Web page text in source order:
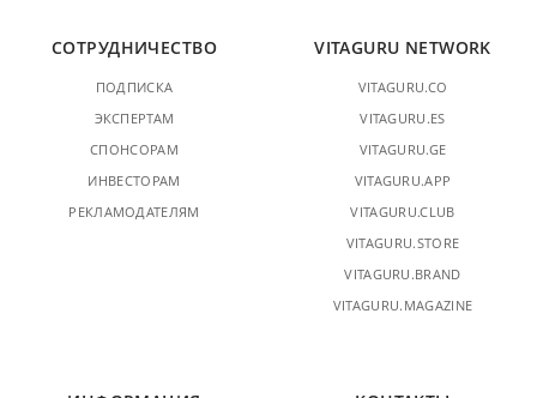
СОТРУДНИЧЕСТВО
ПОДПИСКА
ЭКСПЕРТАМ
СПОНСОРАМ
ИНВЕСТОРАМ
РЕКЛАМОДАТЕЛЯМ
VITAGURU NETWORK
VITAGURU.CO
VITAGURU.ES
VITAGURU.GE
VITAGURU.APP
VITAGURU.CLUB
VITAGURU.STORE
VITAGURU.BRAND
VITAGURU.MAGAZINE